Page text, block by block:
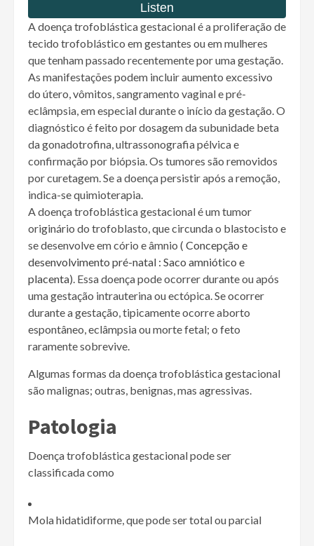
A doença trofoblástica gestacional é a proliferação de
tecido trofoblástico em gestantes ou em mulheres
que tenham passado recentemente por uma gestação.
As manifestações podem incluir aumento excessivo
do útero, vômitos, sangramento vaginal e pré-
eclâmpsia, em especial durante o início da gestação. O
diagnóstico é feito por dosagem da subunidade beta
da gonadotrofina, ultrassonografia pélvica e
confirmação por biópsia. Os tumores são removidos
por curetagem. Se a doença persistir após a remoção,
indica-se quimioterapia.
A doença trofoblástica gestacional é um tumor
originário do trofoblasto, que circunda o blastocisto e
se desenvolve em cório e âmnio ( Concepção e
desenvolvimento pré-natal : Saco amniótico e
placenta). Essa doença pode ocorrer durante ou após
uma gestação intrauterina ou ectópica. Se ocorrer
durante a gestação, tipicamente ocorre aborto
espontâneo, eclâmpsia ou morte fetal; o feto
raramente sobrevive.
Algumas formas da doença trofoblástica gestacional
são malignas; outras, benignas, mas agressivas.
Patologia
Doença trofoblástica gestacional pode ser
classificada como
Mola hidatidiforme, que pode ser total ou parcial